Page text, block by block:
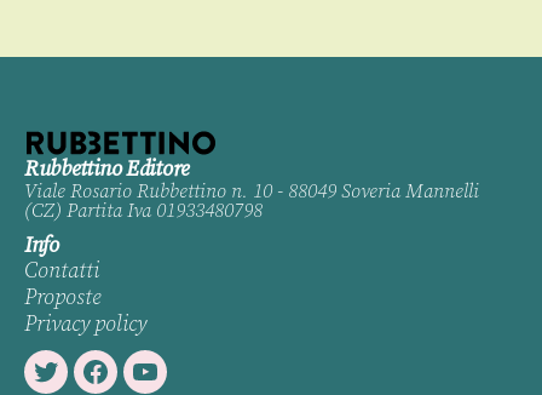
Rubbettino Editore
Viale Rosario Rubbettino n. 10 - 88049 Soveria Mannelli
(CZ) Partita Iva 01933480798
Info
Contatti
Proposte
Privacy policy
TwitterFacebookYoutube